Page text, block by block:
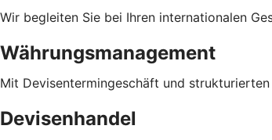
Wir begleiten Sie bei Ihren internationalen
Währungsmanagement
Mit Devisentermingeschäft und
Devisenhandel